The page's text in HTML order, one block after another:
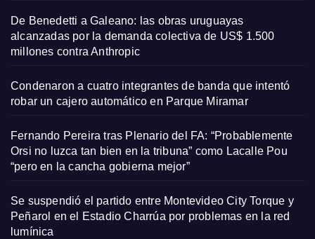
De Benedetti a Galeano: las obras uruguayas
alcanzadas por la demanda colectiva de US$ 1.500
millones contra Anthropic
Condenaron a cuatro integrantes de banda que intentó
robar un cajero automático en Parque Miramar
Fernando Pereira tras Plenario del FA: “Probablemente
Orsi no luzca tan bien en la tribuna” como Lacalle Pou
“pero en la cancha gobierna mejor”
Se suspendió el partido entre Montevideo City Torque y
Peñarol en el Estadio Charrúa por problemas en la red
lumínica